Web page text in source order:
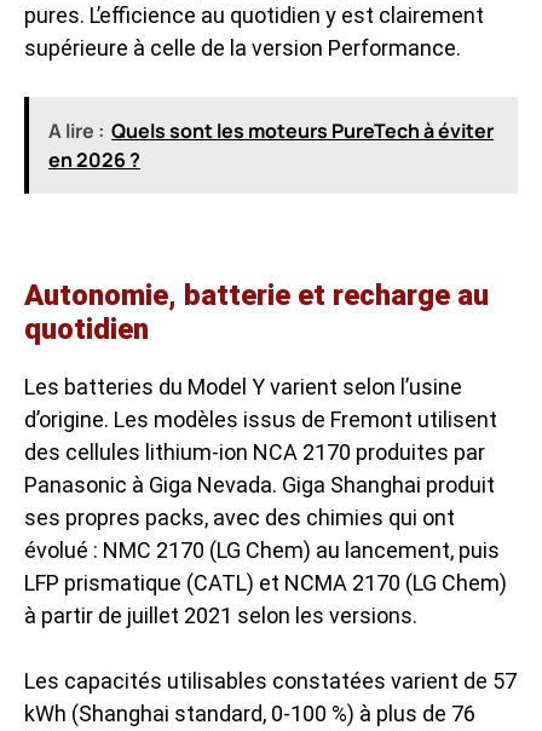
pures. L’efficience au quotidien y est clairement
supérieure à celle de la version Performance.
A lire : Quels sont les moteurs PureTech à éviter
en 2026 ?
Autonomie, batterie et recharge au
quotidien
Les batteries du Model Y varient selon l’usine
d’origine. Les modèles issus de Fremont utilisent
des cellules lithium-ion NCA 2170 produites par
Panasonic à Giga Nevada. Giga Shanghai produit
ses propres packs, avec des chimies qui ont
évolué : NMC 2170 (LG Chem) au lancement, puis
LFP prismatique (CATL) et NCMA 2170 (LG Chem)
à partir de juillet 2021 selon les versions.
Les capacités utilisables constatées varient de 57
kWh (Shanghai standard, 0-100 %) à plus de 76